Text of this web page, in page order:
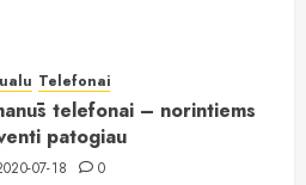
Telefonai
telefonai – norintiems
patogiau
07-18 0